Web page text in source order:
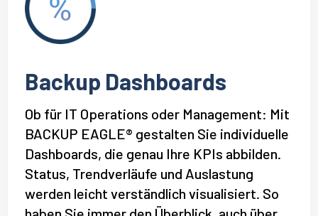
Backup Dashboards
Ob für IT Operations oder Management: Mit
BACKUP EAGLE® gestalten Sie individuelle
Dashboards, die genau Ihre KPIs abbilden.
Status, Trendverläufe und Auslastung
werden leicht verständlich visualisiert. So